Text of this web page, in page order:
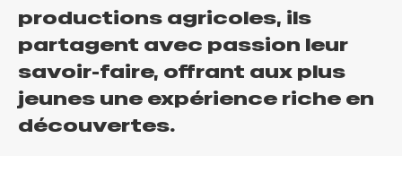
productions agricoles, ils
partagent avec passion leur
savoir-faire, offrant aux plus
jeunes une expérience riche en
découvertes.